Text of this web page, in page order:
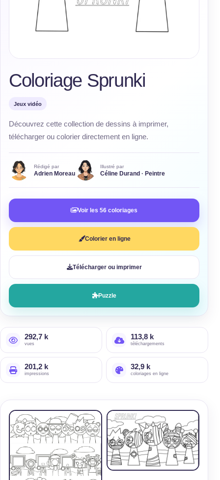
Coloriage Sprunki
Jeux vidéo
Découvrez cette collection de dessins à imprimer,
télécharger ou colorier directement en ligne.
Rédigé par
Adrien Moreau
Illustré par
Céline Durand · Peintre
Voir les 56 coloriages
Colorier en ligne
Télécharger ou imprimer
Puzzle
292,7 k
vues
113,8 k
téléchargements
201,2 k
impressions
32,9 k
coloriages en ligne